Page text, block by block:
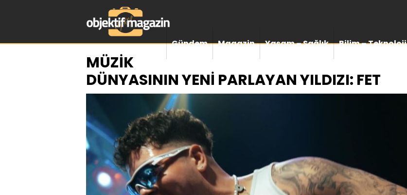
Gündem Magazin Yaşam – Sağlık Bilim – Teknoloji
MÜZİK
DÜNYASININ YENİ PARLAYAN YILDIZI: FET